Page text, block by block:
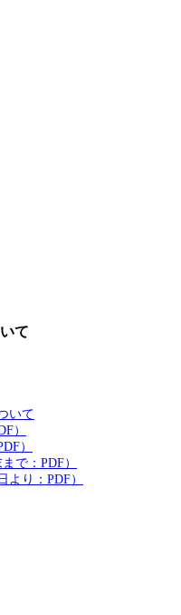
て
いて
）
）
で：PDF）
より：PDF）